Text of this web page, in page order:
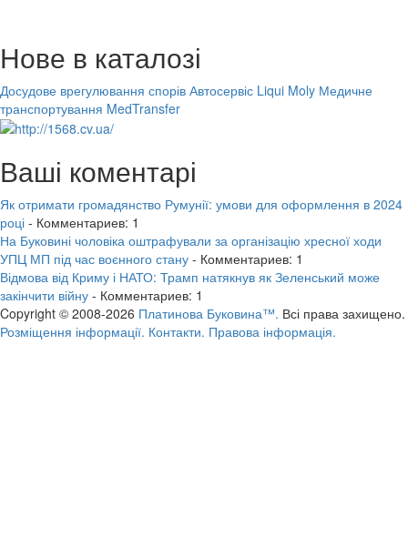
Нове в каталозі
Досудове врегулювання спорів Автосервіс Liqui Moly Медичне
транспортування MedTransfer
Ваші коментарі
Як отримати громадянство Румунії: умови для оформлення в 2024
році - Комментариев: 1
На Буковині чоловіка оштрафували за організацію хресної ходи
УПЦ МП під час воєнного стану - Комментариев: 1
Відмова від Криму і НАТО: Трамп натякнув як Зеленський може
закінчити війну - Комментариев: 1
Copyright © 2008-2026 Платинова Буковина™. Всі права захищено.
Розміщення інформації. Контакти. Правова інформація.